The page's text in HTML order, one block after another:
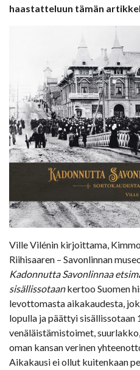
haastatteluun tämän
Ville Vilénin kirjoittama,
Riihisaaren – Savonlinnan
Kadonnutta Savonlinnaa
sisällissotaankertoo Suomen
levottomasta aikakaudesta,
lopulla ja päättyi sisällissotaan
venäläistämistoimet,
oman kansan verinen
Aikakausi ei ollut kuitenkaan